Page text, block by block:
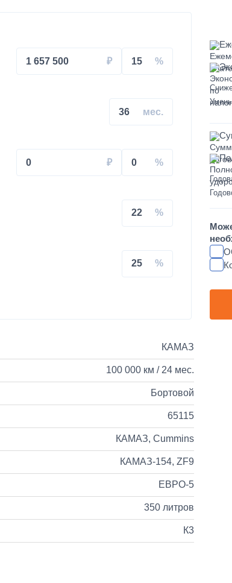
КАМАЗ
кузова
салоном
1 657 500 15
36
0 0
22
25
КАМАЗ
100 000 км / 24 мес.
Бортовой
65115
КАМАЗ, Cummins
КАМАЗ-154, ZF9
ЕВРО-5
350 литров
К3